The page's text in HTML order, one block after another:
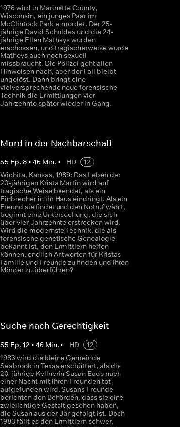
1976 wird in Marinette County,
Wisconsin, ein junges Paar im
McClintock Park ermordet. Der 25-
jährige David Schuldes und die 24-
jährige Ellen Matheys wurden
erschossen, und tragischerweise wurde
Matheys auch noch sexuell
missbraucht. Die Polizei geht allen
Hinweisen nach, aber der Fall bleibt
ungelöst. Dann bringt eine
vielversprechende neue forensische
Technik die Ermittlungen vier
Jahrzehnte später wieder in Gang.
Mord in der Nachbarschaft
S5 Ep. 8• 46Min. • HD
12
Wichita, Kansas, 1989: Das Leben der
20-jährigen Krista Martin wird auf
tragische Weise beendet, als ein
Einbrecher in ihr Haus eindringt. Als ein
Freund sie findet und den Notruf wählt,
beginnt eine Untersuchung, die sich
über vier Jahrzehnte erstrecken wird.
Wird die modernste Technik, die als
forensische genetische Genealogie
bekannt ist, den Ermittlern helfen
können, endlich Antworten für Kristas
Familie und Freunde zu finden und ihren
Mörder zu überführen?
Suche nach Gerechtigkeit
S5 Ep. 12 • 46Min. • HD
12
1983 wird die kleine Gemeinde
Seabrook in Texas erschüttert, als die
20-jährige Kellnerin Susan Eads nach
einer Nacht mit ihren Freunden tot
aufgefunden wird. Susans Freunde
berichten den Behörden, dass sie eine
zwielichtige Gestalt gesehen haben,
die Susan aus der Bar gefolgt ist. Doch
1983 fällt es den Ermittlern schwer,